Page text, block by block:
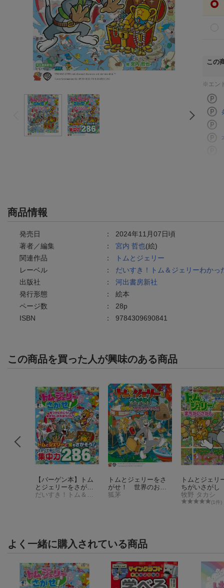
この
※エン
商品情報
発売日 ： 2024年11月07日頃
著者／編集
： 宮内 哲也(絵)
関連作品
：
トムとジェリー
レーベル
： だいすき！トム＆ジェリーわかっ
出版社
： 河出書房新社
発行形態
： 絵本
ページ数
： 28p
ISBN
： 9784309690841
この商品を買った人が興味のある商品
【バーゲン本】トム
とジェリーをさが
せ！ 見つけに行こ
トムとジェリーをさ
がせ！ 世界のおも
しろハウス
狐茅
トムとジェリ
ちがいさが
からくるの？
フルーツ 世
牧野 タカシ
(1件)
よく一緒に購入されている商品